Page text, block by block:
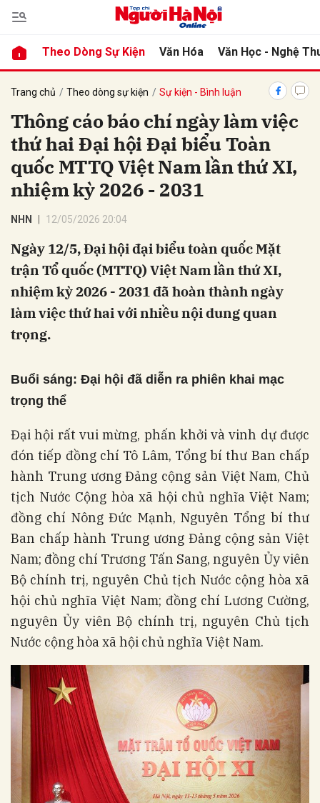
Theo Dòng Sự Kiện Văn Hóa Văn Học - Nghệ
Trang chủ Theo dòng sự kiện Sự kiện - Bình luận
Thông cáo báo chí ngày làm việc
thứ hai Đại hội Đại biểu Toàn
quốc MTTQ Việt Nam lần thứ XI,
nhiệm kỳ 2026 - 2031
NHN 12/05/2026 20:04
Ngày 12/5, Đại hội đại biểu toàn quốc Mặt
trận Tổ quốc (MTTQ) Việt Nam lần thứ XI,
nhiệm kỳ 2026 - 2031 đã hoàn thành ngày
làm việc thứ hai với nhiều nội dung quan
trọng.
Buổi sáng: Đại hội đã diễn ra phiên khai mạc
trọng thể
Đại hội rất vui mừng, phấn khởi và vinh dự được
đón tiếp đồng chí Tô Lâm, Tổng bí thư Ban chấp
hành Trung ương Đảng cộng sản Việt Nam, Chủ
tịch Nước Cộng hòa xã hội chủ nghĩa Việt Nam;
đồng chí Nông Đức Mạnh, Nguyên Tổng bí thư
Ban chấp hành Trung ương Đảng cộng sản Việt
Nam; đồng chí Trương Tấn Sang, nguyên Ủy viên
Bộ chính trị, nguyên Chủ tịch Nước cộng hòa xã
hội chủ nghĩa Việt Nam; đồng chí Lương Cường,
nguyên Ủy viên Bộ chính trị, nguyên Chủ tịch
Nước cộng hòa xã hội chủ nghĩa Việt Nam.
luận
Hủy